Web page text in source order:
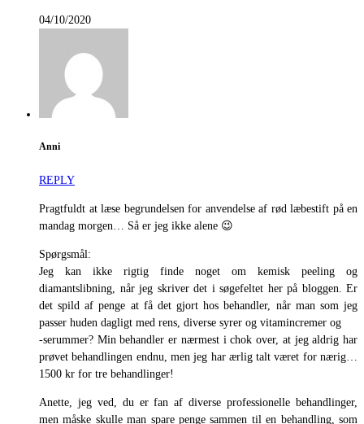
04/10/2020
Anni
REPLY
Pragtfuldt at læse begrundelsen for anvendelse af rød læbestift på en
mandag morgen… Så er jeg ikke alene 😉
Spørgsmål:
Jeg kan ikke rigtig finde noget om kemisk peeling og
diamantslibning, når jeg skriver det i søgefeltet her på bloggen. Er
det spild af penge at få det gjort hos behandler, når man som jeg
passer huden dagligt med rens, diverse syrer og vitamincremer og
-serummer? Min behandler er nærmest i chok over, at jeg aldrig har
prøvet behandlingen endnu, men jeg har ærlig talt været for nærig…
1500 kr for tre behandlinger!
Anette, jeg ved, du er fan af diverse professionelle behandlinger,
men måske skulle man spare penge sammen til en behandling, som